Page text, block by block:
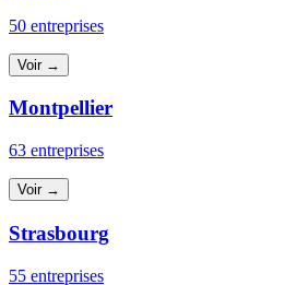
50 entreprises
Voir →
Montpellier
63 entreprises
Voir →
Strasbourg
55 entreprises